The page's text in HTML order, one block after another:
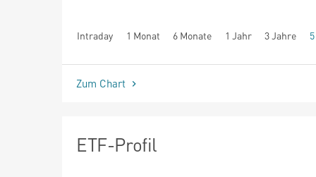
Intraday 1 Monat 6 Monate 1 Jahr 3 Jahre
seit Beginn
Zum Chart
ETF-Profil